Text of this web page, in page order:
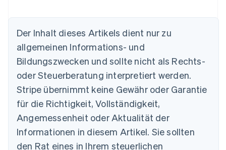
Der Inhalt dieses Artikels dient nur zu
allgemeinen Informations- und
Bildungszwecken und sollte nicht als Rechts-
oder Steuerberatung interpretiert werden.
Stripe übernimmt keine Gewähr oder Garantie
für die Richtigkeit, Vollständigkeit,
Angemessenheit oder Aktualität der
Informationen in diesem Artikel. Sie sollten
den Rat eines in Ihrem steuerlichen
Australien
English
Nederlands FrançaisDeutschEnglish
Brasilien
English
Bulgarien
English
Dänemark